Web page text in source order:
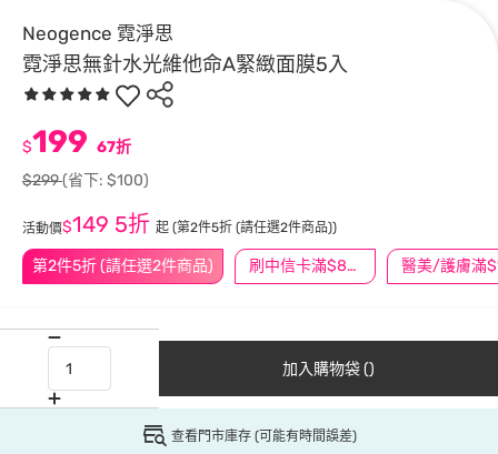
Neogence 霓淨思
霓淨思無針水光維他命A緊緻面膜5入
第2件5折 (請任選2件商品) 刷中信卡滿$888送3萬點
$199 67折
$299(省下: $100)
活動價$149 5折 起 (第2件5折 (請任選2件商品))
加入購物袋 ()
查看門市庫存 (可能有時間誤差)